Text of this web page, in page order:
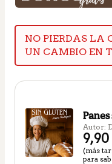
NO PIERDAS LA
UN CAMBIO EN
Autor:
9,90
(más
para